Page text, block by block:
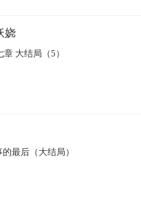
娆
大结局（5）
最后（大结局）